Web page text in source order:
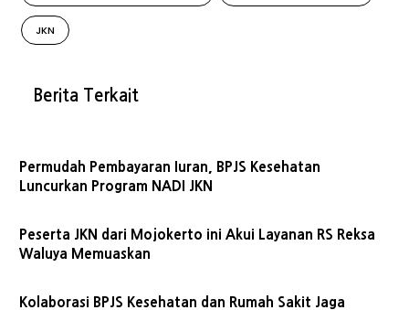
JKN
Berita Terkait
Permudah Pembayaran Iuran, BPJS Kesehatan
Luncurkan Program NADI JKN
Peserta JKN dari Mojokerto ini Akui Layanan RS Reksa
Waluya Memuaskan
Kolaborasi BPJS Kesehatan dan Rumah Sakit Jaga